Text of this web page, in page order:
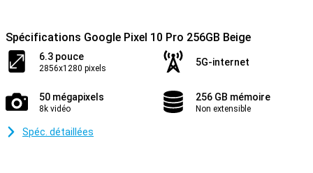
Spécifications Google Pixel 10 Pro 256GB Beige
6.3 pouce
2856x1280 pixels
5G-internet
50 mégapixels
8k vidéo
256 GB mémoire
Non extensible
Spéc. détaillées